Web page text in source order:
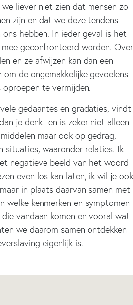
liever niet zien dat mensen zo
zijn en dat we deze tendens
hebben. In ieder geval is het
geconfronteerd worden. Over
en ze afwijzen kan dan een
de ongemakkelijke gevoelens
oproepen te vermijden.
gedaantes en gradaties, vindt
je denkt en is zeker niet alleen
maar ook op gedrag,
situaties, waaronder relaties. Ik
negatieve beeld van het woord
even los kan laten, ik wil je ook
in plaats daarvan samen met
welke kenmerken en symptomen
vandaan komen en vooral wat
we daarom samen ontdekken
eigenlijk is.